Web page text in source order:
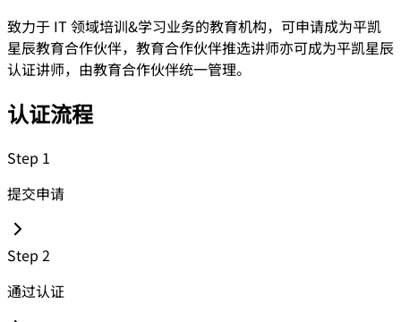
致力于 IT 领域培训&学习业务的教育机构，可申请成为平凯
星辰教育合作伙伴，教育合作伙伴推选讲师亦可成为平凯星辰
认证讲师，由教育合作伙伴统一管理。
认证流程
Step 1
提交申请
Step 2
通过认证